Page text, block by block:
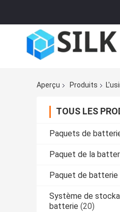
Aperçu Produits
TOUS LES
Paquets de
Paquet de la
Paquet de batterie
Système de
batterie (20)